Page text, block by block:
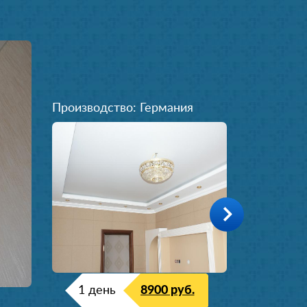
Производство: Германия
1 день 8900 руб.